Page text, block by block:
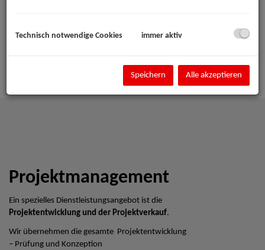
Projektmanagement
Ein spezielles Dienstleistungsangebot ist die
Projektentwicklung und der Projektverkauf.
Wir übernehmen die gesamte Projektentwicklung
– Prüfung und Konzeption
Technisch notwendige Cookies immer aktiv
Speichern Alle akzeptieren